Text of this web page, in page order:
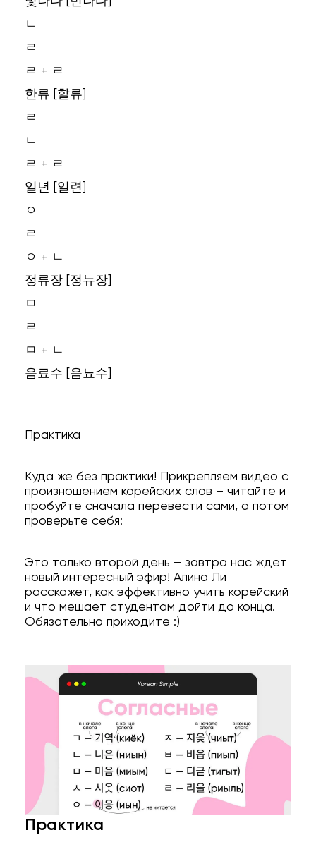
ㄴ
ㄹ
ㄹ + ㄹ
한류 [할류]
ㄹ
ㄴ
ㄹ + ㄹ
일년 [일련]
ㅇ
ㄹ
ㅇ + ㄴ
정류장 [정뉴장]
ㅁ
ㄹ
ㅁ + ㄴ
음료수 [음뇨수]
Практика
Куда же без практики! Прикрепляем видео с
произношением корейских слов – читайте и
пробуйте сначала перевести сами, а потом
проверьте себя:
Это только второй день – завтра нас ждет
новый интересный эфир! Алина Ли
расскажет, как эффективно учить корейский
и что мешает студентам дойти до конца.
Обязательно приходите :)
Практика